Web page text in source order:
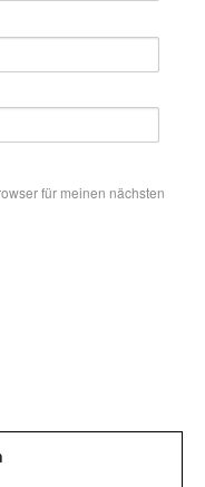
für meinen nächsten